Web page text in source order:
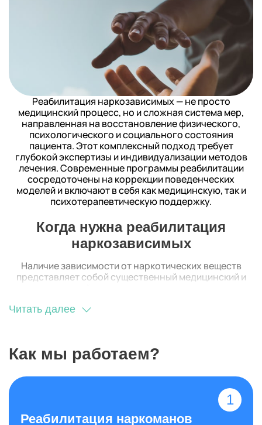
Реабилитация наркозависимых — не просто
медицинский процесс, но и сложная система мер,
направленная на восстановление физического,
психологического и социального состояния
пациента. Этот комплексный подход требует
глубокой экспертизы и индивидуализации методов
лечения. Современные программы реабилитации
сосредоточены на коррекции поведенческих
моделей и включают в себя как медицинскую, так и
психотерапевтическую поддержку.
Когда нужна реабилитация
наркозависимых
Наличие зависимости от наркотических веществ
представляет собой существенный медицинский и
акцентировать внимание на том, что не каждый
определенные критерии, которые должны стать
основанием для принятия решения о начале
реабилитационной программы.Основным
фактором, указывающим на неотложность
реабилитации - хроническая стадия зависимости,
когда человек испытывает потерю контроля над
своим поведением и сталкивается с физическими
Читать далее
Как мы работаем?
Реабилитация наркоманов